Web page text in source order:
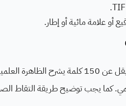
أو علامة مائية أو إطار.
يجب أن تُرفق كل مشاركة بوصف لا يقل
كما يجب توضيح طريقة التقاط